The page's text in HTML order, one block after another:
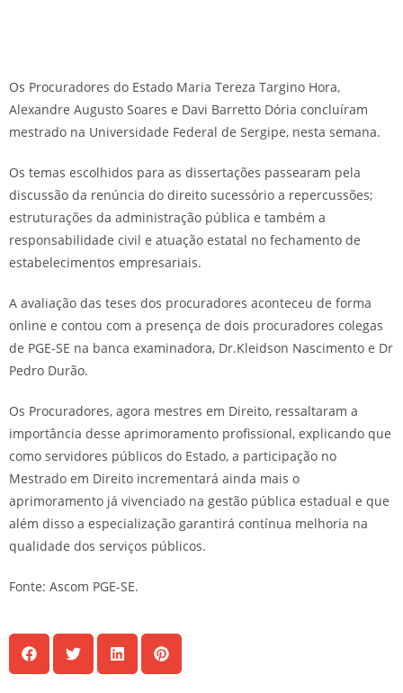
Os Procuradores do Estado Maria Tereza Targino Hora,
Alexandre Augusto Soares e Davi Barretto Dória concluíram
mestrado na Universidade Federal de Sergipe, nesta semana.
Os temas escolhidos para as dissertações passearam pela
discussão da renúncia do direito sucessório a repercussões;
estruturações da administração pública e também a
responsabilidade civil e atuação estatal no fechamento de
estabelecimentos empresariais.
A avaliação das teses dos procuradores aconteceu de forma
online e contou com a presença de dois procuradores colegas
de PGE-SE na banca examinadora, Dr.Kleidson Nascimento e Dr
Pedro Durão.
Os Procuradores, agora mestres em Direito, ressaltaram a
importância desse aprimoramento profissional, explicando que
como servidores públicos do Estado, a participação no
Mestrado em Direito incrementará ainda mais o
aprimoramento já vivenciado na gestão pública estadual e que
além disso a especialização garantirá contínua melhoria na
qualidade dos serviços públicos.
Fonte: Ascom PGE-SE.